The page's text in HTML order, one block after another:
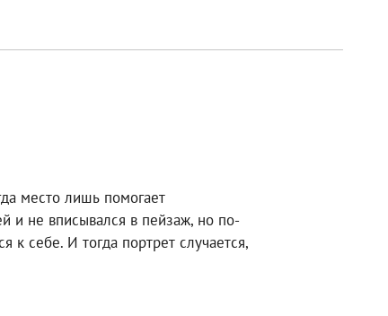
место лишь помогает
и не вписывался в пейзаж, но по-
себе. И тогда портрет случается,